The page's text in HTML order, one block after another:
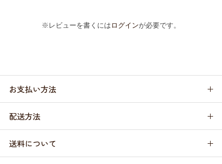
※レビューを書くにはログインが必要です。
お支払い方法
配送方法
送料について